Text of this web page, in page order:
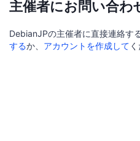
主催者にお問い合わ
DebianJPの主催者に直接連絡す
するか、 アカウントを作成して